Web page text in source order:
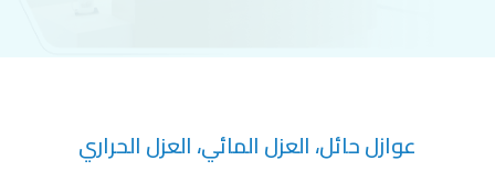
عوازل حائل، العزل المائي، العزل الحراري